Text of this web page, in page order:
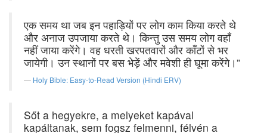
एक समय था जब इन पहाड़ियों पर लोग काम किया करते थे
और अनाज उपजाया करते थे। किन्तु उस समय लोग वहाँ
नहीं जाया करेंगे। वह धरती खरपतवारों और काँटों से भर
जायेगी। उन स्थानों पर बस भेड़ें और मवेशी ही घूमा करेंगे।”
Holy Bible: Easy-to-Read Version (Hindi ERV)
Sőt a hegyekre, a melyeket kapával
kapáltanak, sem fogsz felmenni, félvén a